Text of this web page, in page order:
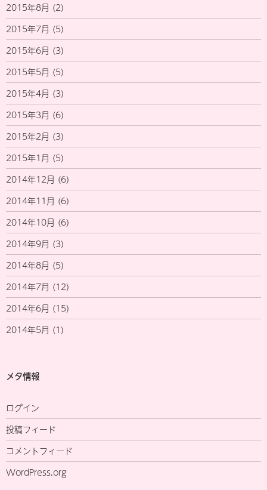
2015年8月 (2)
2015年7月 (5)
2015年6月 (3)
2015年5月 (5)
2015年4月 (3)
2015年3月 (6)
2015年2月 (3)
2015年1月 (5)
2014年12月 (6)
2014年11月 (6)
2014年10月 (6)
2014年9月 (3)
2014年8月 (5)
2014年7月 (12)
2014年6月 (15)
2014年5月 (1)
メタ情報
ログイン
投稿フィード
コメントフィード
WordPress.org